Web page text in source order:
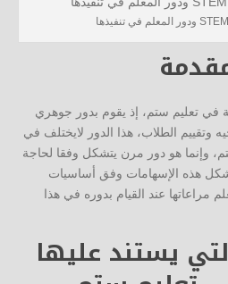
في تعليم ستم، إذ يقوم بدور جوهري
وتقييم الطلاب، هذا الدور لايختلف في
وإنما هو دور مرن يتشكل وفقا لحاجة
هذه الإسهامات وفق أساسيات
مراعاتها عند القيام بدوره في هذا
يستند عليها